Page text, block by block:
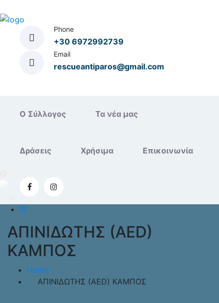
Phone
+30 6972992739
Email
rescueantiparos@gmail.com
Ο Σύλλογος Τα νέα μας
Δράσεις Χρήσιμα Επικοινωνία
ΑΠΙΝΙΔΩΤΗΣ (AED)
ΚΑΜΠΟΣ
Home
ΑΠΙΝΙΔΩΤΗΣ (AED) ΚΑΜΠΟΣ